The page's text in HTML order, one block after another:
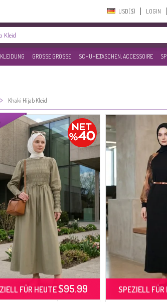
USD($)‎ LOGIN
GROSSE GRÖSSE SCHUHE,TASCHEN, ACCESSOIRE
> Khaki Hijab Kleid
FÜR HEUTE$95.99 SPEZIELL FÜR